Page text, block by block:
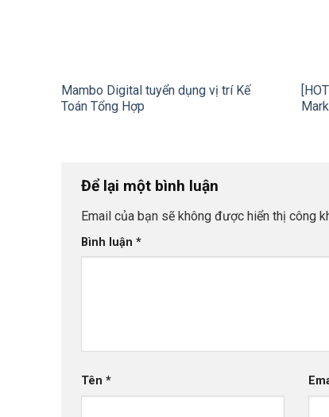
Mambo Digital tuyển dụng vị trí Kế
Toán Tổng Hợp
Để lại một bình luận
Email của bạn sẽ không được hiển thị công
Bình luận *
Tên *